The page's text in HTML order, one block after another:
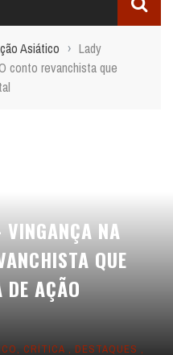
Asiático › Lady
conto revanchista que
NA
QUE
AÇÃO
, CRÍTICA , DESTAQUES ,